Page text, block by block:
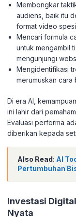
Membongkar
audiens, baik itu
format video
Mencari formula
untuk mengambil
mengunjungi
Mengidentifikasi
merumuskan
Di era AI,
ini lahir dari
Evaluasi performa
diberikan kepada
Also Read: AI
Pertumbuhan
Investasi
Nyata